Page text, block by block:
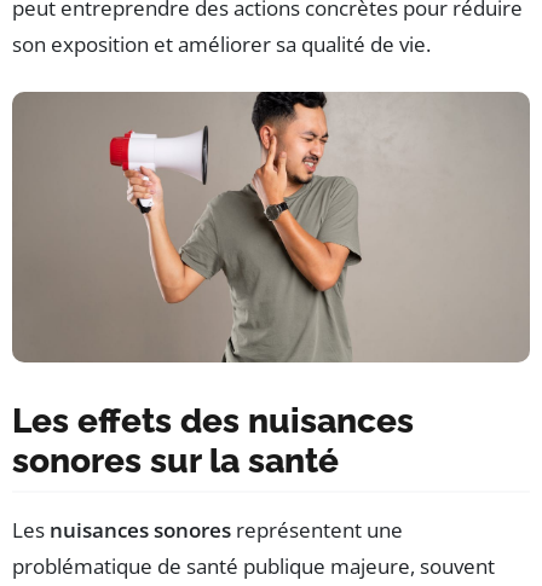
peut entreprendre des actions concrètes pour réduire
son exposition et améliorer sa qualité de vie.
Les effets des nuisances
sonores sur la santé
Les nuisances sonores représentent une
problématique de santé publique majeure, souvent